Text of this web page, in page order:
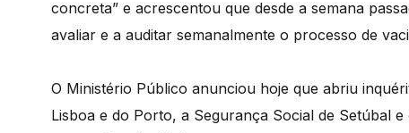
concreta” e acrescentou que desde a semana
avaliar e a auditar semanalmente o processo de
O Ministério Público anunciou hoje que abriu
Lisboa e do Porto, a Segurança Social de Setúbal